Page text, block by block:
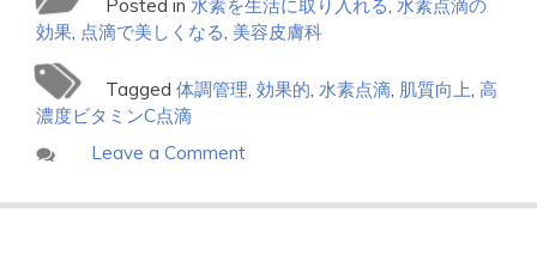
Posted in 水素を生活に取り入れる, 水素点滴の
効果, 点滴で美しくなる, 美容皮膚科
Tagged 体調管理, 効果的, 水素点滴, 肌質向上, 高
濃度ビタミンC点滴
Leave a Comment